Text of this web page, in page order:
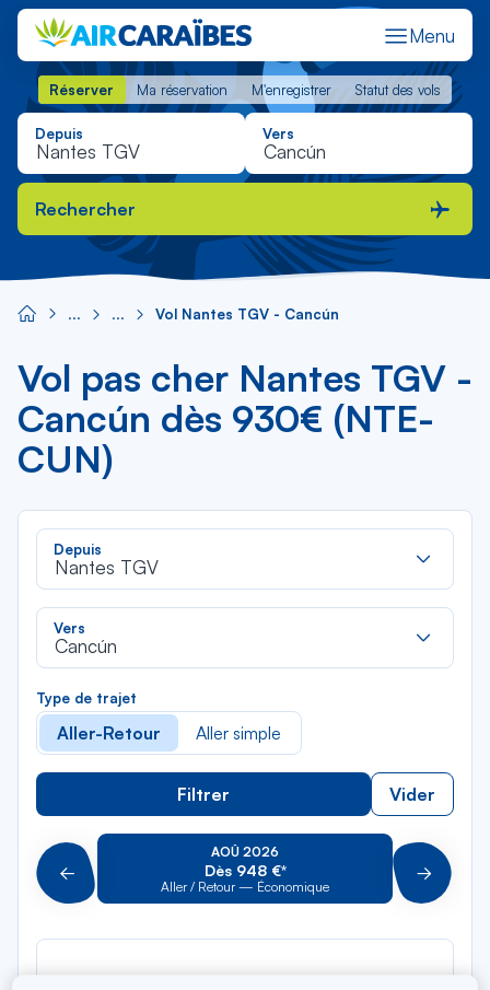
Menu
Réserver Ma réservation M'enregistrer Statut des vols
Réserver Ma réservation M'enregistrer Statut des vols
Depuis Vers
Rechercher
Vol Nantes TGV - Cancún
Vol pas cher Nantes TGV -
Cancún dès 930€ (NTE-
CUN)
Depuis
Nantes TGV
Vers
Cancún
Type de trajet
Aller-Retour Aller simple
Filtrer Vider
Précédent
AOÛ 2026
Dès 948 €*
Aller / Retour — Économique Suivant